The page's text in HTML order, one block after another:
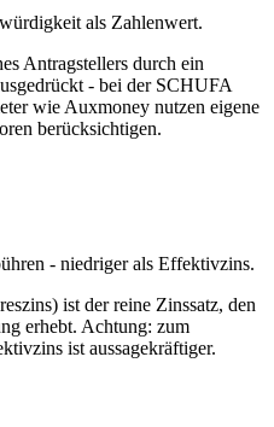
als Zahlenwert.
Antragstellers durch ein
- bei der SCHUFA
wie Auxmoney nutzen eigene
berücksichtigen.
- niedriger als Effektivzins.
ist der reine Zinssatz, den
erhebt. Achtung: zum
ist aussagekräftiger.